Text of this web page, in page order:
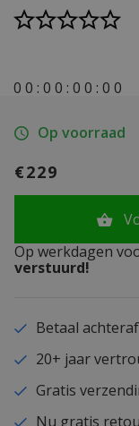
0 0 : 0 0 : 0 0 : 0 0
Op voorraad
€229
Op werkdagen
verstuurd!
Betaal
20+ jaar
Gratis
Nu gratis